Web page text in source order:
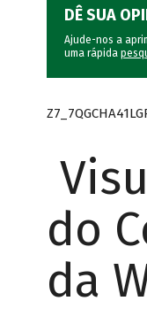
DÊ SUA
Ajude-nos a
uma rápida
do
da